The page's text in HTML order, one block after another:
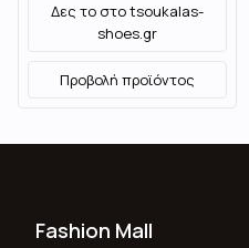
Δες το στοtsoukalas-
shoes.gr
Προβολή προϊόντος
Fashion Mall